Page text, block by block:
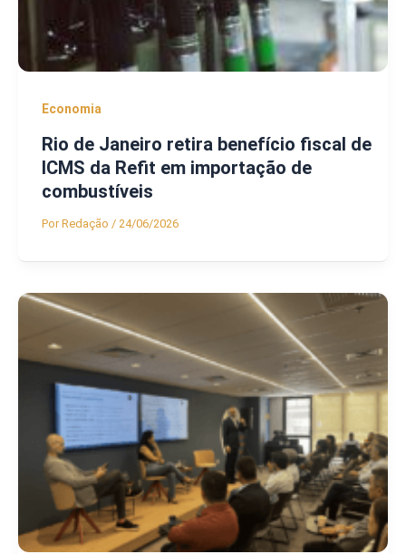
Economia
Rio de Janeiro retira benefício fiscal de
ICMS da Refit em importação de
combustíveis
PorRedação / 24/06/2026